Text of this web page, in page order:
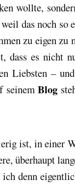
wollte,
das noch so
zu eigen zu
dass es nicht
Liebsten –
seinemBlog
ist, in einer
überhaupt
denn